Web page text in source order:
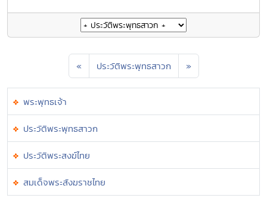
« ประวัติพระพุทธสาวก »
พระพุทธเจ้า
ประวัติพระพุทธสาวก
ประวัติพระสงฆ์ไทย
สมเด็จพระสังฆราชไทย